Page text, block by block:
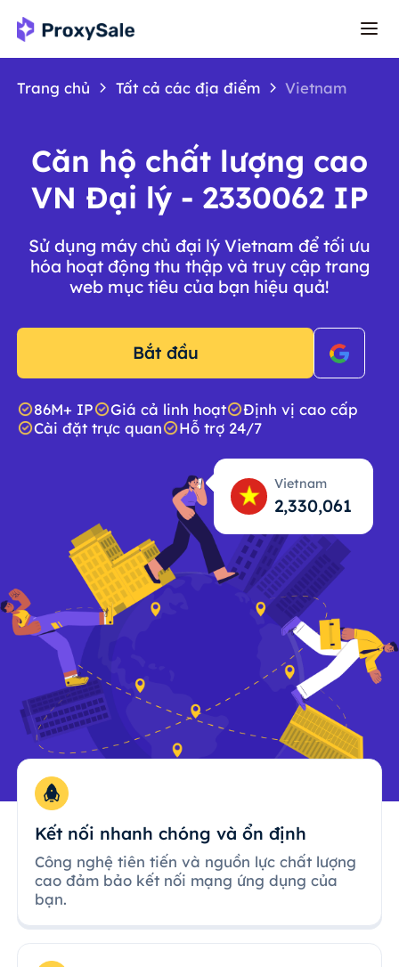
Trang chủ Tất cả các địa điểm Vietnam
Căn hộ chất lượng cao
VN Đại lý - 2330062 IP
Sử dụng máy chủ đại lý Vietnam để tối ưu
hóa hoạt động thu thập và truy cập trang
web mục tiêu của bạn hiệu quả!
Bắt đầu
86M+ IP Giá cả linh hoạt
Định vị cao cấp
Cài đặt trực quan
Hỗ trợ 24/7
Vietnam
2,330,062
Kết nối nhanh chóng và ổn định
Công nghệ tiên tiến và nguồn lực chất lượng
cao đảm bảo kết nối mạng ứng dụng của
bạn.